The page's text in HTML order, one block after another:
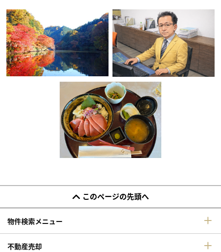
このページの先頭へ
物件検索メニュー
不動産売却